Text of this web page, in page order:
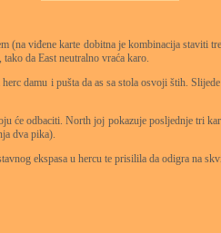
viđene karte dobitna je kombinacija
da East neutralno vraća karo.
damu i pušta da as sa stola osvoji štih.
odbaciti. North joj pokazuje posljednje tri
dva pika).
ekspasa u hercu te prisilila da odigra na